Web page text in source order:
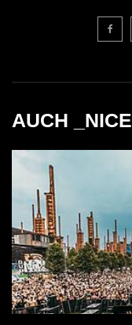
AUCH _NICE